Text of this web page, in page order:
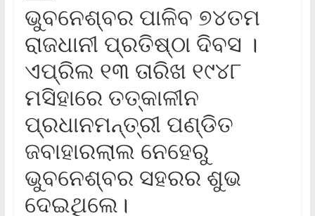
ଭୁବନେଶ୍ବର ପାଳିବ ୭୪ତମ
ରାଜଧାନୀ ପ୍ରତିଷ୍ଠା ଦିବସ ।
ଏପ୍ରିଲ ୧୩ ତାରିଖ ୧୯୪୮
ମସିହାରେ ତତ୍କାଳୀନ
ପ୍ରଧାନମନ୍ତ୍ରୀ ପଣ୍ଡିତ
ଜବାହାରଲାଲ ନେହେରୁ
ଭୁବନେଶ୍ବର ସହରର ଶୁଭ
ଦେଇଥିଲେ।